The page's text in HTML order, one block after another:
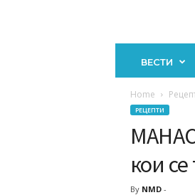
ВЕСТИ
Home
РЕЦЕПТИ
кои
By NMD-